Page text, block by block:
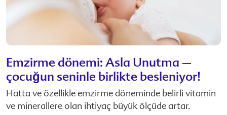
Emzirme dönemi: Asla Unutma –
çocuğun seninle birlikte besleniyor!
Hatta ve özellikle emzirme döneminde belirli vitamin
ve minerallere olan ihtiyaç büyük ölçüde artar.